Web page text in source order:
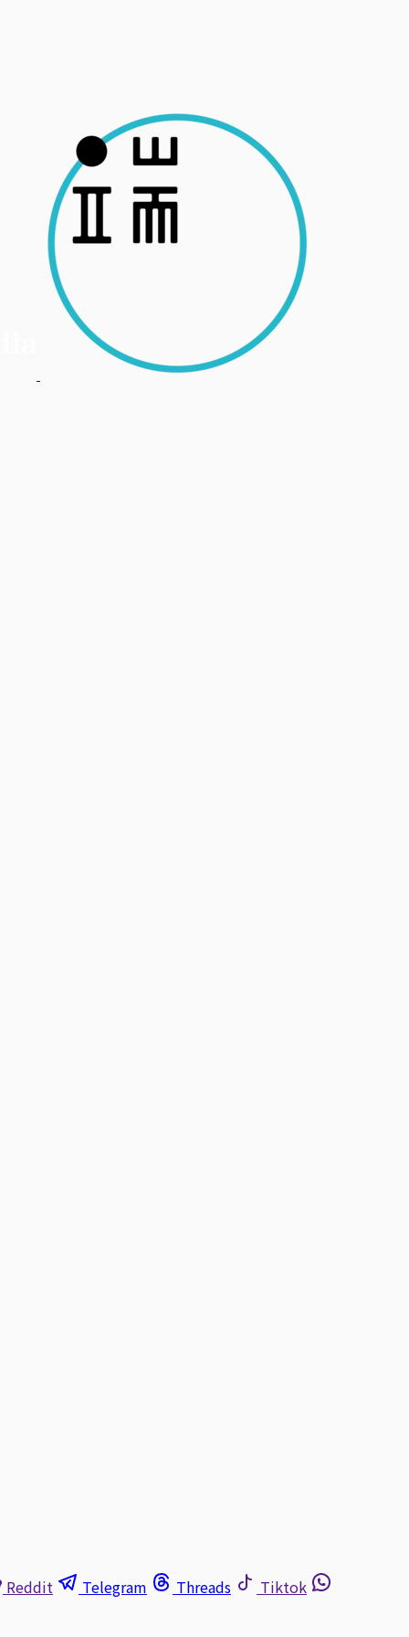
Reddit Telegram Threads Tiktok